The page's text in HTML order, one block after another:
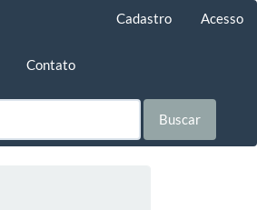
Cadastro Acesso
Contato
Buscar